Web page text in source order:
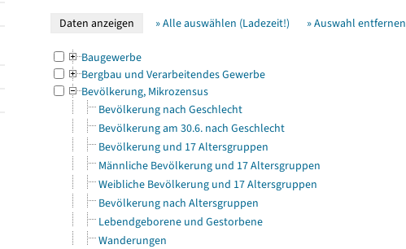
» Alle auswählen (Ladezeit!) » Auswahl entfernen
Baugewerbe
Bergbau und Verarbeitendes Gewerbe
Bevölkerung, Mikrozensus
Bevölkerung nach Geschlecht
Bevölkerung am 30.6. nach Geschlecht
Bevölkerung und 17 Altersgruppen
Männliche Bevölkerung und 17 Altersgruppen
Weibliche Bevölkerung und 17 Altersgruppen
Bevölkerung nach Altersgruppen
Lebendgeborene und Gestorbene
Wanderungen